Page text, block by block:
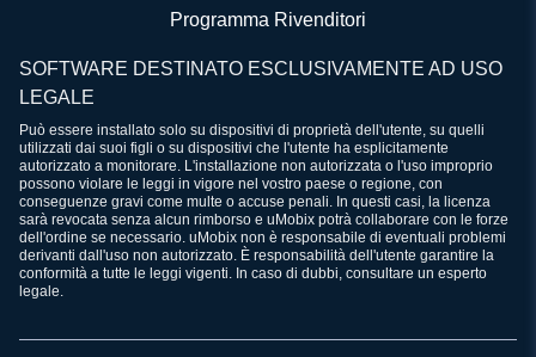
Programma Rivenditori
SOFTWARE DESTINATO ESCLUSIVAMENTE AD USO
LEGALE
Può essere installato solo su dispositivi di proprietà dell'utente, su quelli
utilizzati dai suoi figli o su dispositivi che l'utente ha esplicitamente
autorizzato a monitorare. L'installazione non autorizzata o l'uso improprio
possono violare le leggi in vigore nel vostro paese o regione, con
conseguenze gravi come multe o accuse penali. In questi casi, la licenza
sarà revocata senza alcun rimborso e uMobix potrà collaborare con le forze
dell'ordine se necessario. uMobix non è responsabile di eventuali problemi
derivanti dall'uso non autorizzato. È responsabilità dell'utente garantire la
conformità a tutte le leggi vigenti. In caso di dubbi, consultare un esperto
legale.